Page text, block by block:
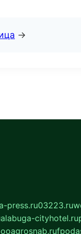
→
press.ru03223.ru
alabuga-cityhotel.ru